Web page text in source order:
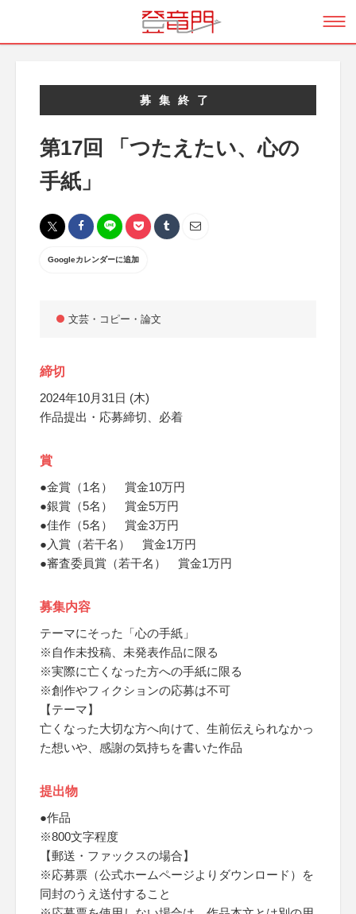
募集終了
第17回 「つたえたい、心の
手紙」
Googleカレンダーに追加
文芸・コピー・論文
締切
2024年10月31日 (木)
作品提出・応募締切、必着
賞
●金賞（1名） 賞金10万円
●銀賞（5名） 賞金5万円
●佳作（5名） 賞金3万円
●入賞（若干名） 賞金1万円
●審査委員賞（若干名） 賞金1万円
募集内容
テーマにそった「心の手紙」
※自作未投稿、未発表作品に限る
※実際に亡くなった方への手紙に限る
※創作やフィクションの応募は不可
【テーマ】
亡くなった大切な方へ向けて、生前伝えられなかっ
た想いや、感謝の気持ちを書いた作品
提出物
●作品
※800文字程度
【郵送・ファックスの場合】
※応募票（公式ホームページよりダウンロード）を
同封のうえ送付すること